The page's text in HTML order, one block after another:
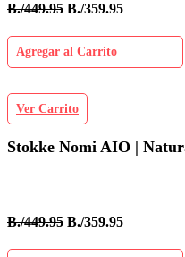
B./449.95 B./359.95
Agregar al Carrito
Ver Carrito
Stokke Nomi AIO |
B./449.95 B./359.95